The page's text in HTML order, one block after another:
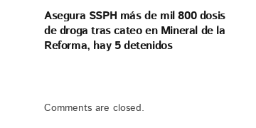
Asegura SSPH más de mil 800 dosis
de droga tras cateo en Mineral de la
Reforma, hay 5 detenidos
Comments are closed.